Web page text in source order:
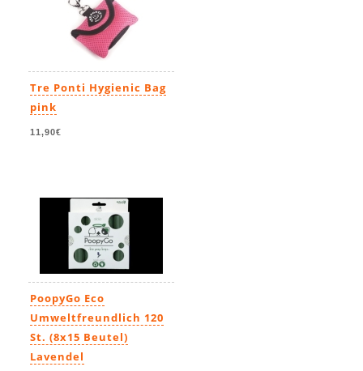
Tre Ponti Hygienic Bag
pink
11,90€
PoopyGo Eco
Umweltfreundlich 120
St. (8x15 Beutel)
Lavendel